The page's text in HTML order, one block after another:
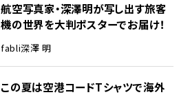
航空写真家・深澤明が写し出す旅客
機の世界を大判ポスターでお届け！
fabli深澤 明
この夏は空港コードTシャツで海外